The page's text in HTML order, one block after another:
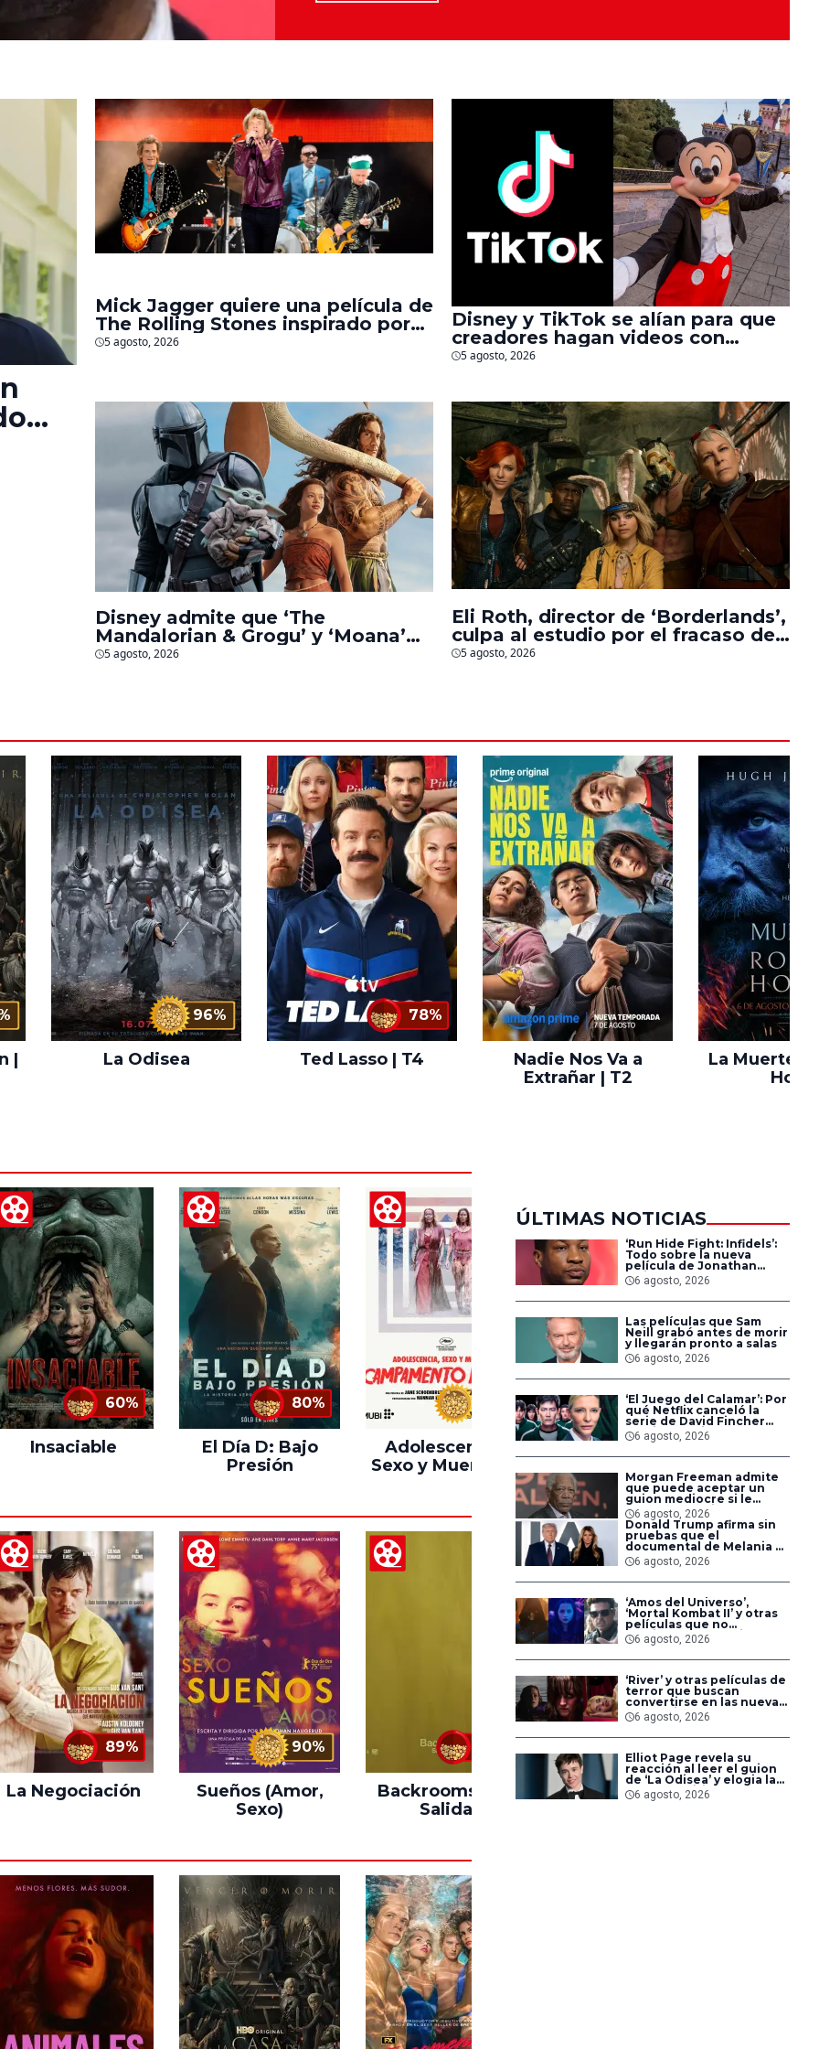
Mick Jagger quiere una película de
The Rolling Stones inspirado por
los biopics de The Beatles
5 agosto, 2026
Disney y TikTok se alían para que
creadores hagan videos con
personajes de Marvel, Pixar y ‘Star
5 agosto, 2026
Disney admite que ‘The
Mandalorian & Grogu’ y ‘Moana’
fueron decepciones en taquilla
5 agosto, 2026
Eli Roth, director de ‘Borderlands’,
culpa al estudio por el fracaso de
la película
5 agosto, 2026
|
96%
La Odisea
78%
Ted Lasso | T4
Nadie Nos Va a
Extrañar | T2
La Muerte
Hood
60%
Insaciable
80%
El Día D: Bajo
Presión
Adolescencia,
Sexo y Muerte en
90%
Pinocchio
89%
La Negociación
90%
Sueños (Amor,
Sexo)
Backrooms: Sin
Salida
Hasta el Fin del
ÚLTIMAS NOTICIAS
‘Run Hide Fight: Infidels’:
Todo sobre la nueva
película de Jonathan
Majors en la que lucha
contra islamistas
radicales
6 agosto, 2026
Las películas que Sam
Neill grabó antes de morir
y llegarán pronto a salas
6 agosto, 2026
‘El Juego del Calamar’: Por
qué Netflix canceló la
serie de David Fincher
que iba a ubicarse en
Estados Unidos
6 agosto, 2026
Morgan Freeman admite
que puede aceptar un
guion mediocre si le
pagan lo suficiente
6 agosto, 2026
Donald Trump afirma sin
pruebas que el
documental de Melania es
‘la película número uno
del año’
6 agosto, 2026
‘Amos del Universo’,
‘Mortal Kombat II’ y otras
películas que no
dominaron la taquilla
pero triunfaron en
streaming
6 agosto, 2026
‘River’ y otras películas de
terror que buscan
convertirse en las nuevas
‘Obsession’ y ‘Backrooms’
6 agosto, 2026
Elliot Page revela su
reacción al leer el guion
de ‘La Odisea’ y elogia la
forma de dirigir de
Christopher Nolan
6 agosto, 2026